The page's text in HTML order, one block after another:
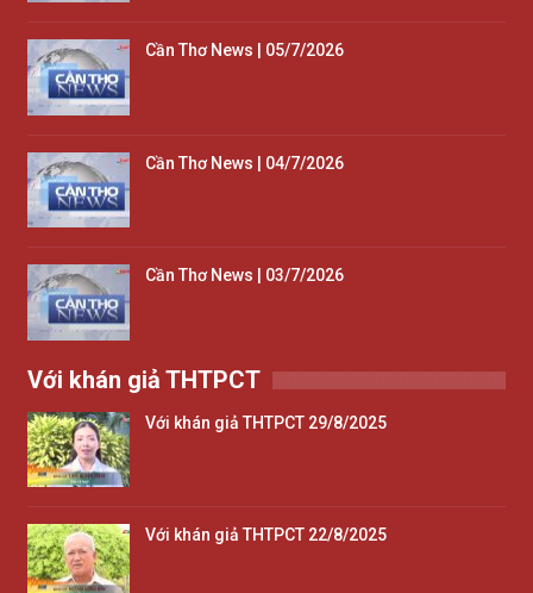
Cần Thơ News | 05/7/2026
Cần Thơ News | 04/7/2026
Cần Thơ News | 03/7/2026
Với khán giả THTPCT
Với khán giả THTPCT 29/8/2025
Với khán giả THTPCT 22/8/2025